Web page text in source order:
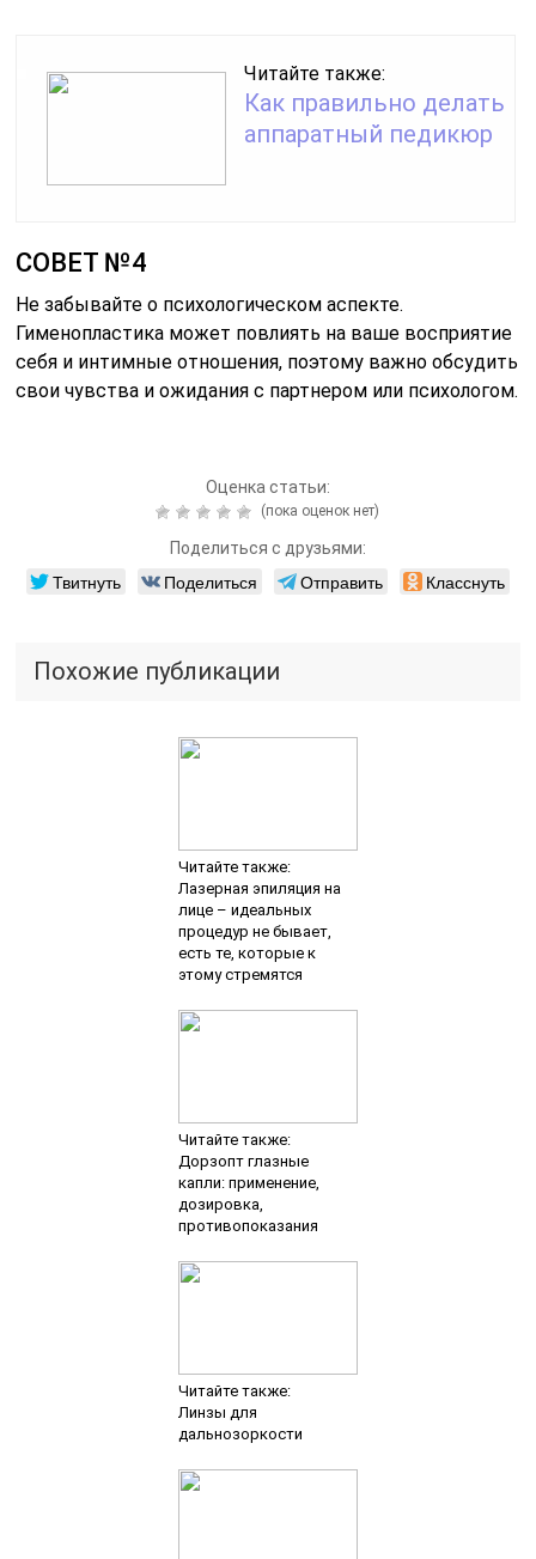
Читайте также:
Как правильно делать
аппаратный педикюр
СОВЕТ №4
Не забывайте о психологическом аспекте.
Гименопластика может повлиять на ваше восприятие
себя и интимные отношения, поэтому важно обсудить
свои чувства и ожидания с партнером или психологом.
Оценка статьи:
(пока оценок нет)
Поделиться с друзьями:
Твитнуть Поделиться Отправить Класснуть
Похожие публикации
Читайте также:
Лазерная эпиляция на
лице – идеальных
процедур не бывает,
есть те, которые к
этому стремятся
Читайте также:
Дорзопт глазные
капли: применение,
дозировка,
противопоказания
Читайте также:
Линзы для
дальнозоркости